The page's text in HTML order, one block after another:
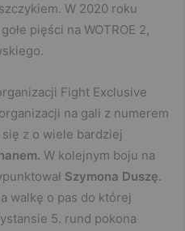
W 2020 roku
pięści na WOTROE 2,
Fight Exclusive
na gali z numerem
z o wiele bardziej
W kolejnym boju na
Szymona Duszę.
walkę o pas do której
5. rund pokona